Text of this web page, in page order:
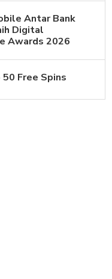
Antar Bank
Digital
Awards 2026
50 Free Spins